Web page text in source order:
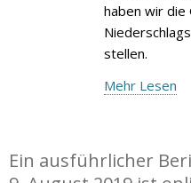
haben wir die
stellen.
Mehr Lesen
Ein ausführlicher